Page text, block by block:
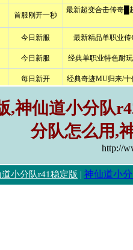
,神仙道小分队
分队怎么用,
http://
小分队r41稳定版 | 神仙道小